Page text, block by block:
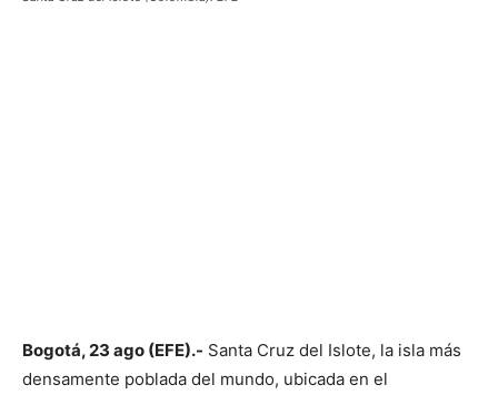
Bogotá, 23 ago (EFE).- Santa Cruz del Islote, la isla más
densamente poblada del mundo, ubicada en el